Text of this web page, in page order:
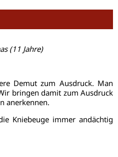
(11 Jahre)
Demut zum Ausdruck. Man
bringen damit zum Ausdruck
anerkennen.
Kniebeuge immer andächtig